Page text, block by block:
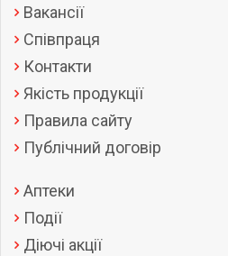
Вакансії
Співпраця
Контакти
Якість продукції
Правила сайту
Публічний договір
Аптеки
Події
Діючі акції